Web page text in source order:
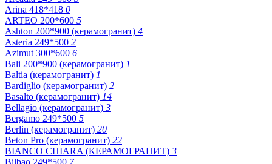
Arina 418*418 0
ARTEO 200*600 5
Ashton 200*900 (керамогранит) 4
Asteria 249*500 2
Azimut 300*600 6
Bali 200*900 (керамогранит) 1
Baltia (керамогранит) 1
Bardiglio (керамогранит) 2
Basalto (керамогранит) 14
Bellagio (керамогранит) 3
Bergamo 249*500 5
Berlin (керамогранит) 20
Beton Pro (керамогранит) 22
BIANCO CHIARA (КЕРАМОГРАНИТ) 3
Bilbao 249*500 7